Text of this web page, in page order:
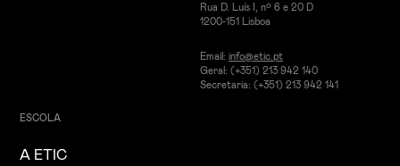
Rua D. Luís I, nº 6 e 20 D
1200-151 Lisboa
Email: info@etic.pt
Geral: (+351) 213 942 140
Secretaria: (+351) 213 942 141
ESCOLA
A ETIC